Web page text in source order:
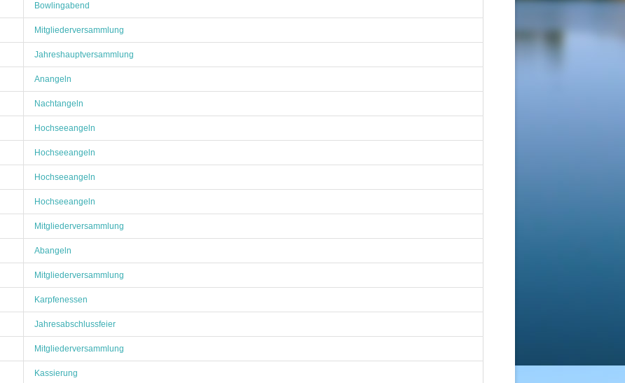
Bowlingabend
Mitgliederversammlung
Jahreshauptversammlung
Anangeln
Nachtangeln
Hochseeangeln
Hochseeangeln
Hochseeangeln
Hochseeangeln
Mitgliederversammlung
Abangeln
Mitgliederversammlung
Karpfenessen
Jahresabschlussfeier
Mitgliederversammlung
Kassierung